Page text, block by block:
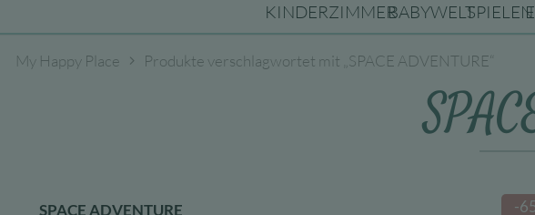
KINDERZIMMERBABYWELTSPIELEN
My Happy Place Produkte verschlagwortet mit „SPACE ADVENTURE“
SPACE ADVENTURE -